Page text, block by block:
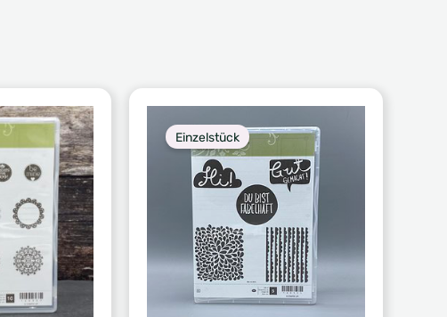
Einzelstück